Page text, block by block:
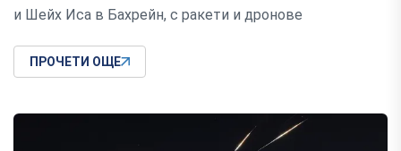
и Шейх Иса в Бахрейн, с ракети и дронове
ПРОЧЕТИ ОЩЕ